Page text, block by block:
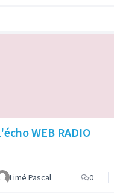
WEB RADIO
Limé Pascal 0